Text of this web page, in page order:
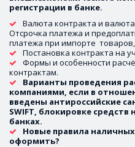
регистрации в банке.
Валюта контракта и
Отсрочка платежа и
платежа при импорте  товаров,
Постановка контракта на
Формы и особенности
контрактам.
Варианты проведения
компаниями, если в
введены антироссийские
SWIFT, блокировке
банках.
Новые правила
оформить?